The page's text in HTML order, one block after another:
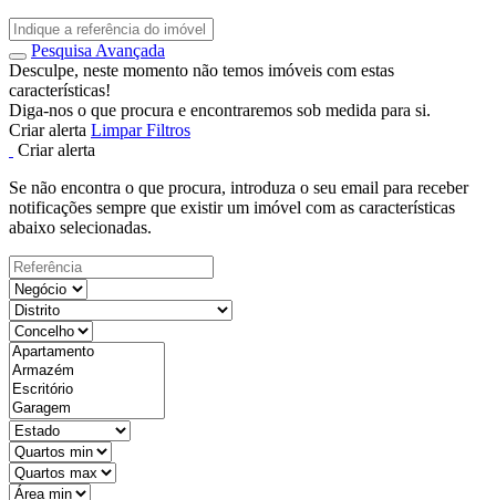
Pesquisa Avançada
Desculpe, neste momento não temos imóveis com estas
características!
Diga-nos o que procura e encontraremos sob medida para si.
Criar alerta Limpar Filtros
Criar alerta
Se não encontra o que procura, introduza o seu email para receber
notificações sempre que existir um imóvel com as características
abaixo selecionadas.